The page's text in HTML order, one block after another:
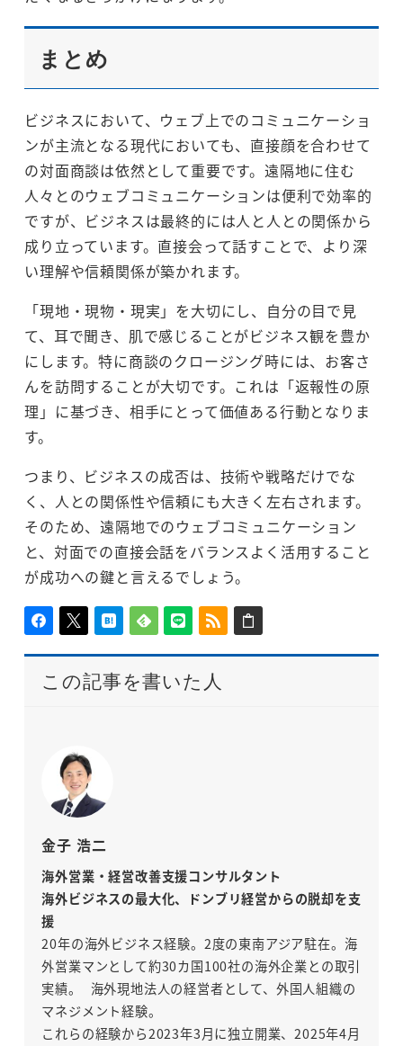
まとめ
ビジネスにおいて、ウェブ上でのコミュニケーショ
ンが主流となる現代においても、直接顔を合わせて
の対面商談は依然として重要です。遠隔地に住む
人々とのウェブコミュニケーションは便利で効率的
ですが、ビジネスは最終的には人と人との関係から
成り立っています。直接会って話すことで、より深
い理解や信頼関係が築かれます。
「現地・現物・現実」を大切にし、自分の目で見
て、耳で聞き、肌で感じることがビジネス観を豊か
にします。特に商談のクロージング時には、お客さ
んを訪問することが大切です。これは「返報性の原
理」に基づき、相手にとって価値ある行動となりま
す。
つまり、ビジネスの成否は、技術や戦略だけでな
く、人との関係性や信頼にも大きく左右されます。
そのため、遠隔地でのウェブコミュニケーション
と、対面での直接会話をバランスよく活用すること
が成功への鍵と言えるでしょう。
この記事を書いた人
金子 浩二
海外営業・経営改善支援コンサルタント
海外ビジネスの最大化、ドンブリ経営からの脱却を支
援
20年の海外ビジネス経験。2度の東南アジア駐在。海
外営業マンとして約30カ国100社の海外企業との取引
実績。 海外現地法人の経営者として、外国人組織の
マネジメント経験。
これらの経験から2023年3月に独立開業、2025年4月